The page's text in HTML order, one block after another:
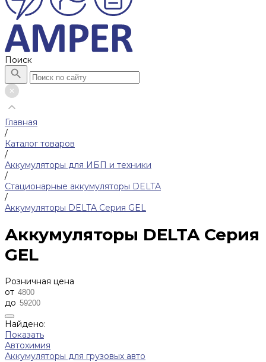
Поиск
Главная
/
Каталог товаров
/
Аккумуляторы для ИБП и техники
/
Стационарные аккумуляторы DELTA
/
Аккумуляторы DELTA Серия GEL
Аккумуляторы DELTA Серия
GEL
Розничная цена
от
до
Найдено:
Показать
Автохимия
Аккумуляторы для грузовых авто